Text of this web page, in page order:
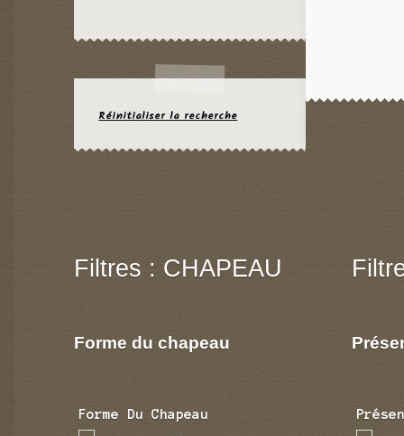
Réinitialiser la recherche
Filtres : CHAPEAU
Forme du chapeau
Forme Du Chapeau